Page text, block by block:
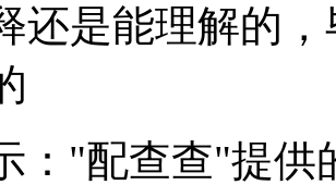
还是能理解的
："配查查"提供